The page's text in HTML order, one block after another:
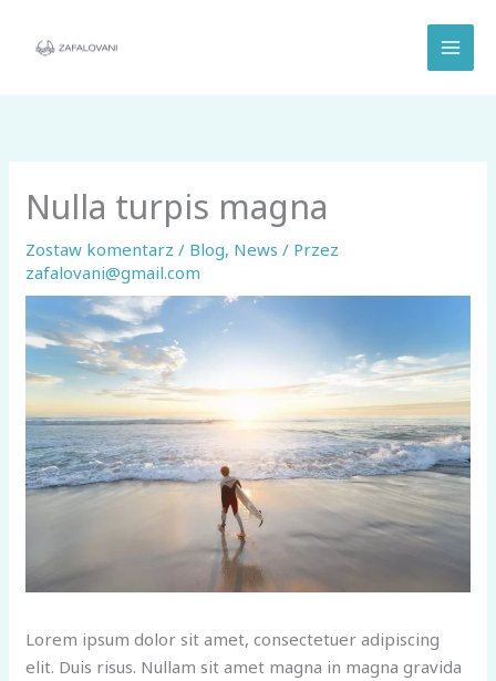
Nulla turpis magna
Zostaw komentarz / Blog, News / Przez
zafalovani@gmail.com
Lorem ipsum dolor sit amet, consectetuer adipiscing
elit. Duis risus. Nullam sit amet magna in magna gravida